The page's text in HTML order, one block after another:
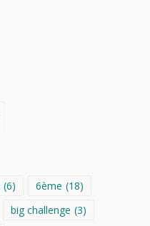
(6) 6ème (18)
big challenge (3)